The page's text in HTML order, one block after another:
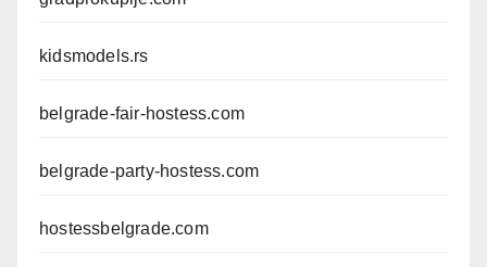
kidsmodels.rs
belgrade-fair-hostess.com
belgrade-party-hostess.com
hostessbelgrade.com